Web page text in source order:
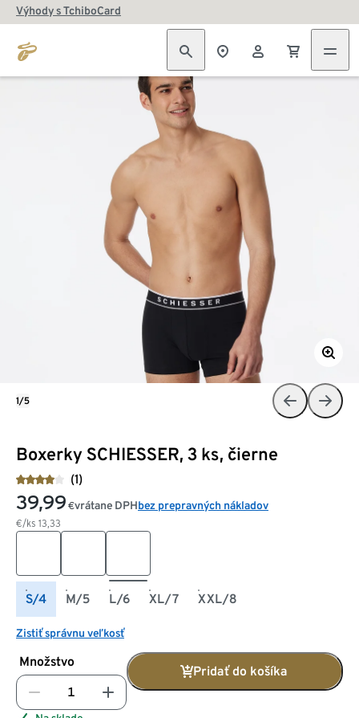
Výhody s TchiboCard
Boxerky SCHIESSER, 3 ks, čierne
(1)
39,99 €
€/ks 13,33
vrátane DPHbez prepravných nákladov
S/4 M/5 L/6 XL/7 XXL/8
Zistiť správnu veľkosť
Množstvo
Pridať do košíka
1/5